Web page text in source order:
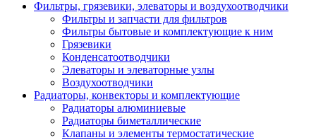
Фильтры, грязевики, элеваторы и воздухоотводчики
Фильтры и запчасти для фильтров
Фильтры бытовые и комплектующие к ним
Грязевики
Конденсатоотводчики
Элеваторы и элеваторные узлы
Воздухоотводчики
Радиаторы, конвекторы и комплектующие
Радиаторы алюминиевые
Радиаторы биметаллические
Клапаны и элементы термостатические